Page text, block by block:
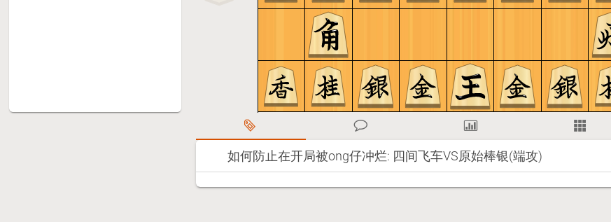
如何防止在开局被ong仔冲烂: 四间飞车VS原始棒银(端攻)